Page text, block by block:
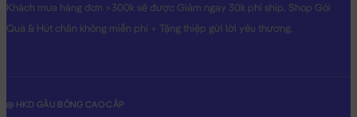
Khách mua hàng đơn >300k sẽ được Giảm ngay 30k phí ship. Shop Gói
Quà & Hút chân không miễn phí + Tặng thiệp gửi lời yêu thương.
@ HKD GẤU BÔNG CAO CẤP